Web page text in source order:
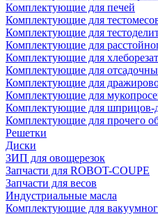
Комплектующие для печей
Комплектующие для
Комплектующие для
Комплектующие для
Комплектующие для
Комплектующие для
Комплектующие для
Комплектующие для
Комплектующие для шприцов-
Комплектующие для прочего
Решетки
Диски
ЗИП для овощерезок
Запчасти для ROBOT-COUPE
Запчасти для весов
Индустриальные масла
Комплектующие для